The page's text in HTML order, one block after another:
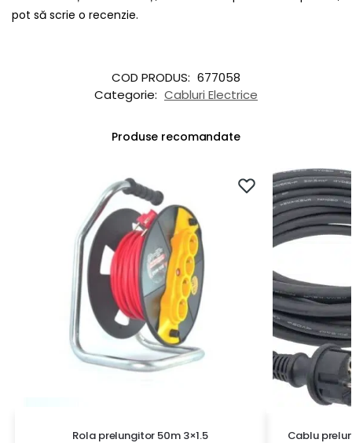
pot să scrie o recenzie.
COD PRODUS: 677058
Categorie: Cabluri Electrice
Produse recomandate
Rola prelungitor 50m 3×1.5 Cablu